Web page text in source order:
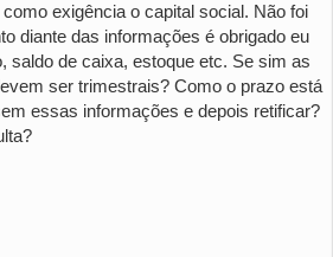
exigência o capital social. Não foi
diante das informações é obrigado eu
saldo de caixa, estoque etc. Se sim as
ser trimestrais? Como o prazo está
essas informações e depois retificar?